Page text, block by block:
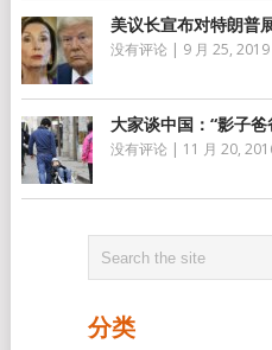
美议长宣布对特朗普
没有评论 | 9 月 25, 2019
大家谈中国：“影子
没有评论 | 11 月 20,
分类